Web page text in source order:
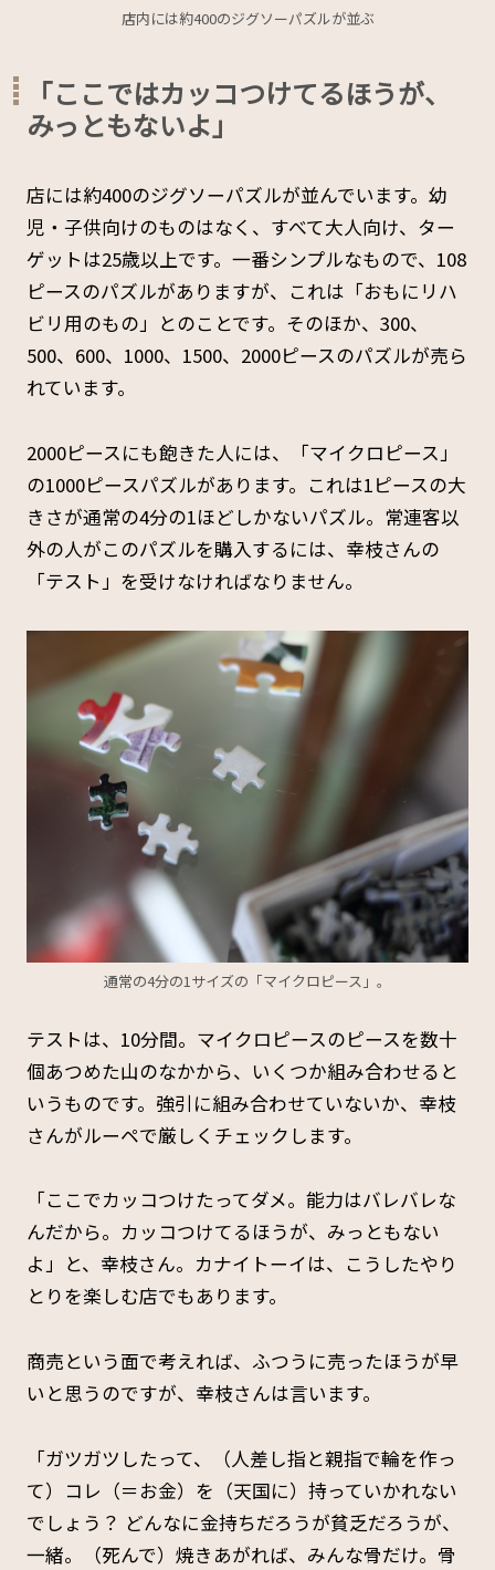
店内には約400のジグソーパズルが並ぶ
「ここではカッコつけてるほうが、
みっともないよ」
店には約400のジグソーパズルが並んでいます。幼
児・子供向けのものはなく、すべて大人向け、ター
ゲットは25歳以上です。一番シンプルなもので、108
ピースのパズルがありますが、これは「おもにリハ
ビリ用のもの」とのことです。そのほか、300、
500、600、1000、1500、2000ピースのパズルが売ら
れています。
2000ピースにも飽きた人には、「マイクロピース」
の1000ピースパズルがあります。これは1ピースの大
きさが通常の4分の1ほどしかないパズル。常連客以
外の人がこのパズルを購入するには、幸枝さんの
「テスト」を受けなければなりません。
通常の4分の1サイズの「マイクロピース」。
テストは、10分間。マイクロピースのピースを数十
個あつめた山のなかから、いくつか組み合わせると
いうものです。強引に組み合わせていないか、幸枝
さんがルーペで厳しくチェックします。
「ここでカッコつけたってダメ。能力はバレバレな
んだから。カッコつけてるほうが、みっともない
よ」と、幸枝さん。カナイトーイは、こうしたやり
とりを楽しむ店でもあります。
商売という面で考えれば、ふつうに売ったほうが早
いと思うのですが、幸枝さんは言います。
「ガツガツしたって、（人差し指と親指で輪を作っ
て）コレ（＝お金）を（天国に）持っていかれない
でしょう？ どんなに金持ちだろうが貧乏だろうが、
一緒。（死んで）焼きあがれば、みんな骨だけ。骨